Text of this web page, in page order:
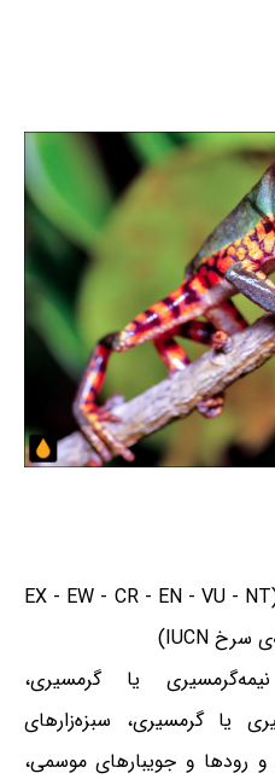
گونه‌ی با کم‌ترین نگرانی (EX - EW - CR - EN - VU - NT
یا گرمسیری،
یا گرمسیری، سبزه‌زارهای
رودها و جویبارهای موسمی،